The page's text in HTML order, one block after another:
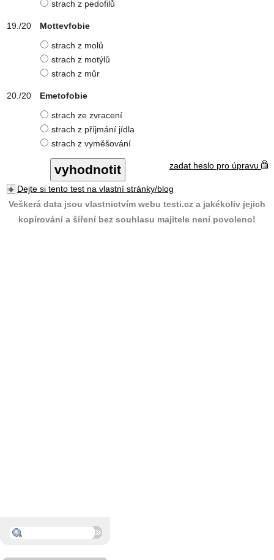
strach z pedofilů
Mottevfobie
strach z molů
strach z motýlů
strach z můr
Emetofobie
strach ze zvracení
strach z příjmání jídla
strach z vyměšování
zadat heslo pro úpravu
Dejte si tento test na vlastní stránky/blog
Veškerá data jsou vlastnictvím webu testi.cz a jakékoliv jejich
kopírování a šíření bez souhlasu majitele není povoleno!